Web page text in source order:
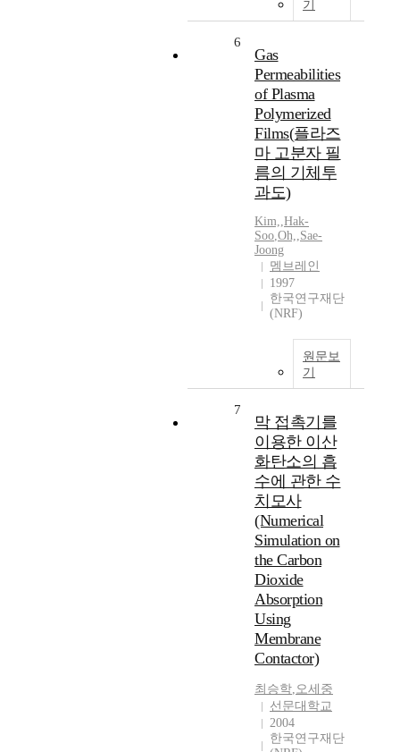
기
6
Gas
Permeabilities
of Plasma
Polymerized
Films(플라즈
마 고분자 필
름의 기체투
과도)
Kim,,Hak-
Soo,Oh,,Sae-
Joong
멤브레인
1997
한국연구재단
(NRF)
원문보
기
7
막 접촉기를
이용한 이산
화탄소의 흡
수에 관한 수
치모사
(Numerical
Simulation on
the Carbon
Dioxide
Absorption
Using
Membrane
Contactor)
최승학,오세중
선문대학교
2004
한국연구재단